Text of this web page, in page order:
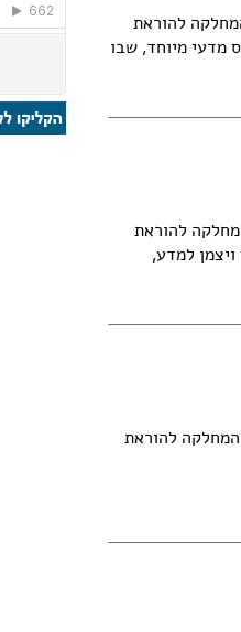
להוראת
מדעי מיוחד, שבו
להוראת
ויצמן למדע,
להוראת